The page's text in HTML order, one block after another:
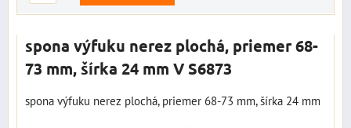
spona výfuku nerez plochá, priemer 68-
73 mm, šírka 24 mm V S6873
spona výfuku nerez plochá, priemer 68-73 mm, šírka 24 mm